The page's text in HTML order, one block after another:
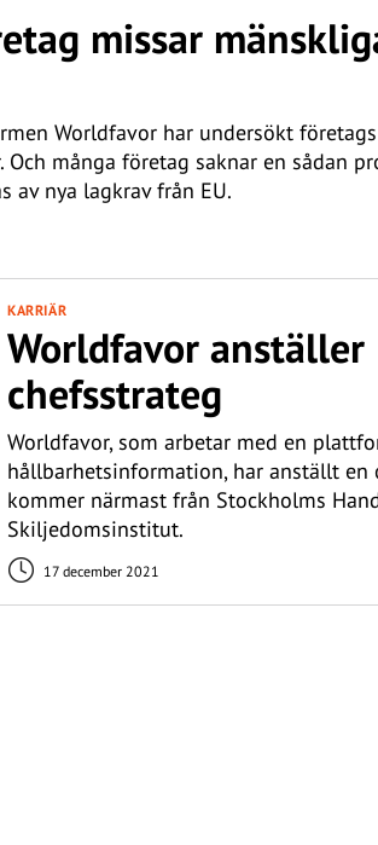
missar
Worldfavor har undersökt
många företag saknar en sådan
av nya lagkrav från EU.
KARRIÄR
Worldfavor anställer
chefsstrateg
Worldfavor, som arbetar med en
hållbarhetsinformation, har anställt en
kommer närmast från Stockholms
Skiljedomsinstitut.
17 december 2021